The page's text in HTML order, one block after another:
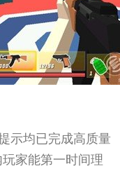
示均已完成高质量
家能第一时间理